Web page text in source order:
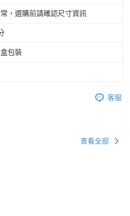
，選購前請確認尺寸資訊
包裝
客服
查看全部